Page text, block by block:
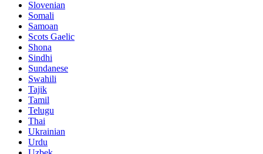
Slovenian
Somali
Samoan
Scots Gaelic
Shona
Sindhi
Sundanese
Swahili
Tajik
Tamil
Telugu
Thai
Ukrainian
Urdu